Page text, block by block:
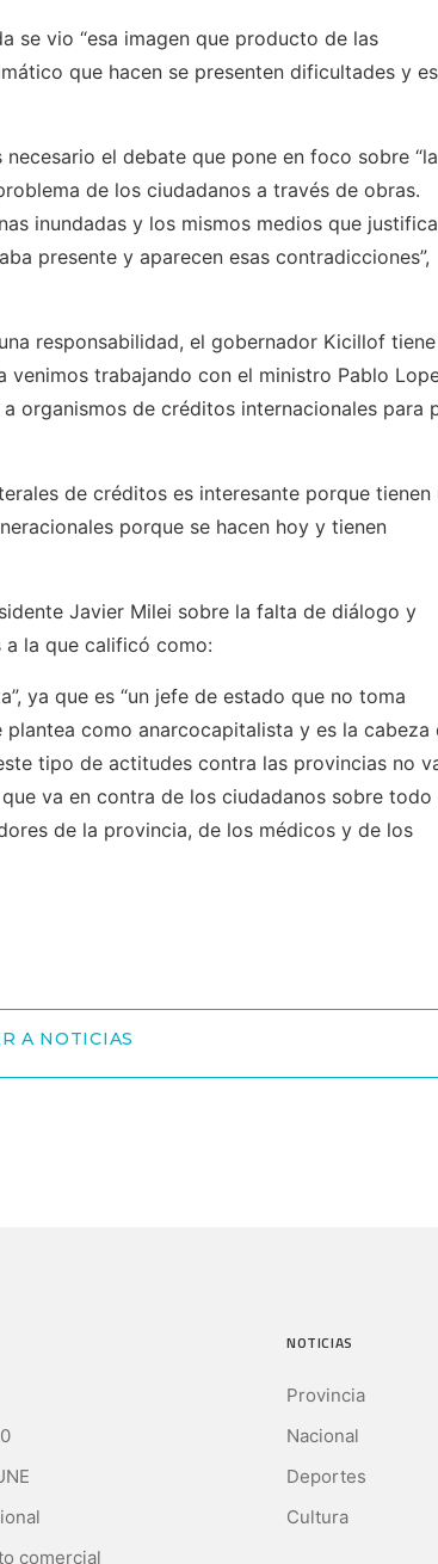
se vio “esa imagen que producto de las
que hacen se presenten dificultades y
el debate que pone en foco sobre “la
de los ciudadanos a través de obras.
inundadas y los mismos medios que
presente y aparecen esas contradicciones”,
responsabilidad, el gobernador Kicillof
trabajando con el ministro Pablo
organismos de créditos internacionales para
de créditos es interesante porque tienen
porque se hacen hoy y tienen
Javier Milei sobre la falta de diálogo y
a la que calificó como:
ya que es “un jefe de estado que no toma
como anarcocapitalista y es la cabeza
tipo de actitudes contra las provincias no
va en contra de los ciudadanos sobre todo
de la provincia, de los médicos y de los
A NOTICIAS
comercial
NOTICIAS
Provincia
Nacional
Deportes
Cultura